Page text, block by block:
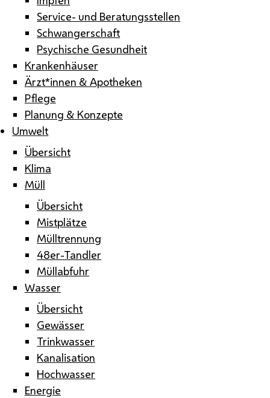
Service- und Beratungsstellen
Schwangerschaft
Psychische Gesundheit
Krankenhäuser
Ärzt*innen & Apotheken
Pflege
Planung & Konzepte
Umwelt
Übersicht
Klima
Müll
Übersicht
Mistplätze
Mülltrennung
48er-Tandler
Müllabfuhr
Wasser
Übersicht
Gewässer
Trinkwasser
Kanalisation
Hochwasser
Energie